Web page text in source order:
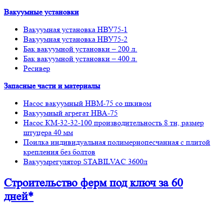
Вакуумные установки
Вакуумная установка НВУ75-1
Вакуумная установка НВУ75-2
Бак вакуумной установки – 200 л.
Бак вакуумной установки – 400 л.
Ресивер
Запасные части и материалы
Насос вакуумный НВМ-75 со шкивом
Вакуумный агрегат НВА-75
Насос КМ-32-32-100 производительность 8 тн, размер
штуцера 40 мм
Поилка индивидуальная полимернопесчанная с плитой
крепления без болтов
Вакуумрегулятор STABILVAC 3600л
Строительство фермпод ключ за 60
дней*